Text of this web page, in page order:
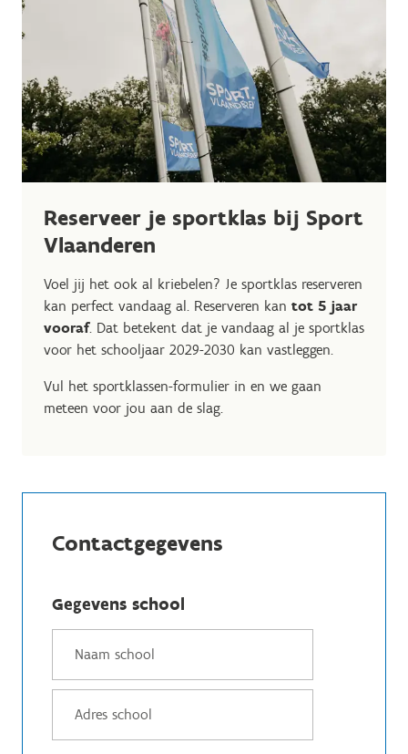
Reserveer je sportklas bij Sport
Vlaanderen
Voel jij het ook al kriebelen? Je sportklas reserveren
kan perfect vandaag al. Reserveren kan tot 5 jaar
vooraf. Dat betekent dat je vandaag al je sportklas
voor het schooljaar 2029-2030 kan vastleggen.
Vul het sportklassen-formulier in en we gaan
meteen voor jou aan de slag.
Contactgegevens
Gegevens school